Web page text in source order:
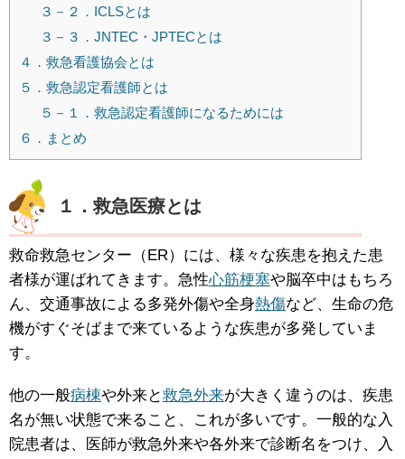
３－２．ICLSとは
３－３．JNTEC・JPTECとは
４．救急看護協会とは
５．救急認定看護師とは
５－１．救急認定看護師になるためには
６．まとめ
１．救急医療とは
救命救急センター（ER）には、様々な疾患を抱えた患
者様が運ばれてきます。急性心筋梗塞や脳卒中はもちろ
ん、交通事故による多発外傷や全身熱傷など、生命の危
機がすぐそばまで来ているような疾患が多発していま
す。
他の一般病棟や外来と救急外来が大きく違うのは、疾患
名が無い状態で来ること、これが多いです。一般的な入
院患者は、医師が救急外来や各外来で診断名をつけ、入